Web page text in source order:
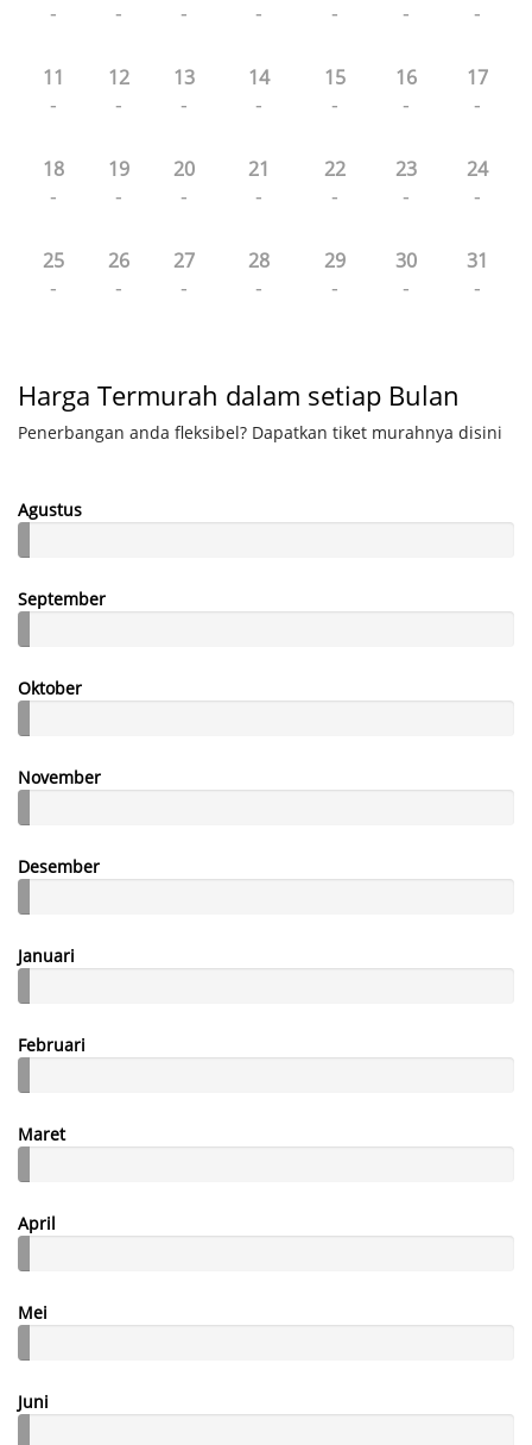
- - - - - - -
11
-
12
-
13
-
14
-
15
-
16
-
17
-
18
-
19
-
20
-
21
-
22
-
23
-
24
-
25
-
26
-
27
-
28
-
29
-
30
-
31
-
Harga Termurah dalam setiap Bulan
Penerbangan anda fleksibel? Dapatkan tiket murahnya disini
Agustus
September
Oktober
November
Desember
Januari
Februari
Maret
April
Mei
Juni